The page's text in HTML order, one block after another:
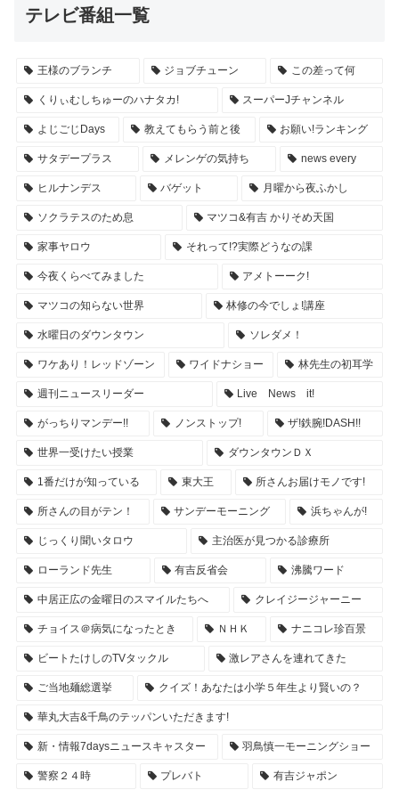
テレビ番組一覧
王様のブランチ ジョブチューン この差って何
くりぃむしちゅーのハナタカ! スーパーJチャンネル
よじごじDays 教えてもらう前と後 お願い!ランキング
サタデープラス メレンゲの気持ち news every
ヒルナンデス バゲット 月曜から夜ふかし
ソクラテスのため息 マツコ&有吉 かりそめ天国
家事ヤロウ それって!?実際どうなの課
今夜くらべてみました アメトーーク!
マツコの知らない世界 林修の今でしょ!講座
水曜日のダウンタウン ソレダメ！
ワケあり！レッドゾーン ワイドナショー 林先生の初耳学
週刊ニュースリーダー Live News it!
がっちりマンデー!! ノンストップ! ザ!鉄腕!DASH!!
世界一受けたい授業 ダウンタウンＤＸ
1番だけが知っている 東大王 所さんお届けモノです!
所さんの目がテン！ サンデーモーニング 浜ちゃんが!
じっくり聞いタロウ 主治医が見つかる診療所
ローランド先生 有吉反省会 沸騰ワード
中居正広の金曜日のスマイルたちへ クレイジージャーニー
チョイス＠病気になったとき ＮＨＫ ナニコレ珍百景
ビートたけしのTVタックル 激レアさんを連れてきた
ご当地麺総選挙 クイズ！あなたは小学５年生より賢いの？
華丸大吉&千鳥のテッパンいただきます!
新・情報7daysニュースキャスター 羽鳥慎一モーニングショー
警察２４時 プレバト 有吉ジャポン